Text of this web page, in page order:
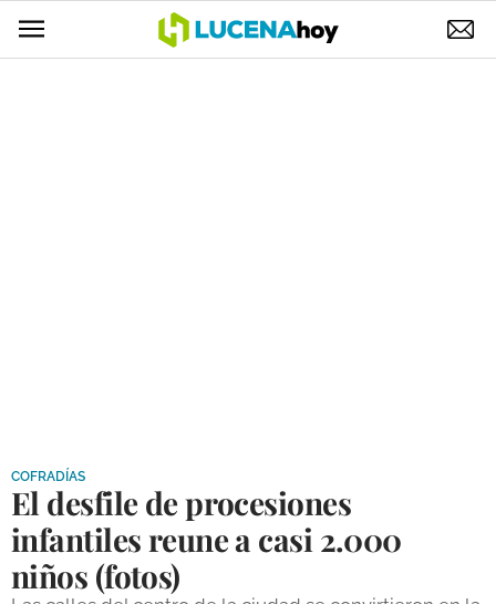
DEPORTES
COMPETICIONES
COFRADÍAS
El desfile de procesiones
infantiles reune a casi 2.000
niños (fotos)